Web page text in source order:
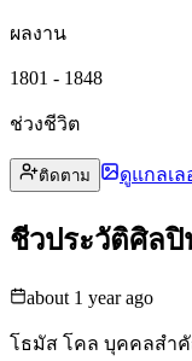
ผลงาน
1801 - 1848
ช่วงชีวิต
ติดตาม ดูแกลเล
ชีวประวัติศิลปิ
about 1 year ago
โธมัส โคล บุคคลสำคั